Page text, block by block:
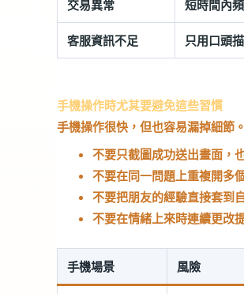
交易異常 短時間內
客服資訊不足 只用口頭
手機操作時尤其要避免這些習慣
手機操作很快，但也容易漏掉細節
不要只截圖成功送出畫面，
不要在同一問題上重複開多
不要把朋友的經驗直接套到
不要在情緒上來時連續更改
手機場景 風險